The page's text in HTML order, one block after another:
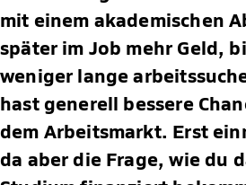
mit einem akademischen
später im Job mehr Geld,
weniger lange
hast generell bessere
dem Arbeitsmarkt. Erst
da aber die Frage, wie du